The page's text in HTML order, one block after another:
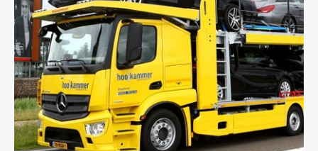
Цена за км. Рассчитывается
индивидуально
- Перевозка автовозом от Тайгер Логистик – это
быстрый и безопасный способ доставить несколько
легковых автомобилей за одну поездку в другой
город.
- Наша транспортная компания организует доставку
машин автовозом, подобрав оптимальный маршрут с
учетом всех особенности по пути следования.